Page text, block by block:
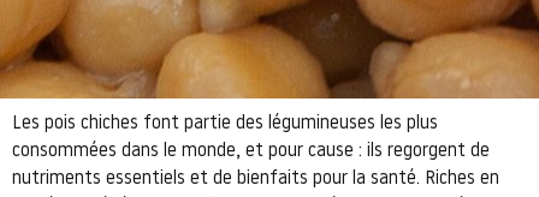
Les pois chiches font partie des légumineuses les plus
consommées dans le monde, et pour cause : ils regorgent de
nutriments essentiels et de bienfaits pour la santé. Riches en